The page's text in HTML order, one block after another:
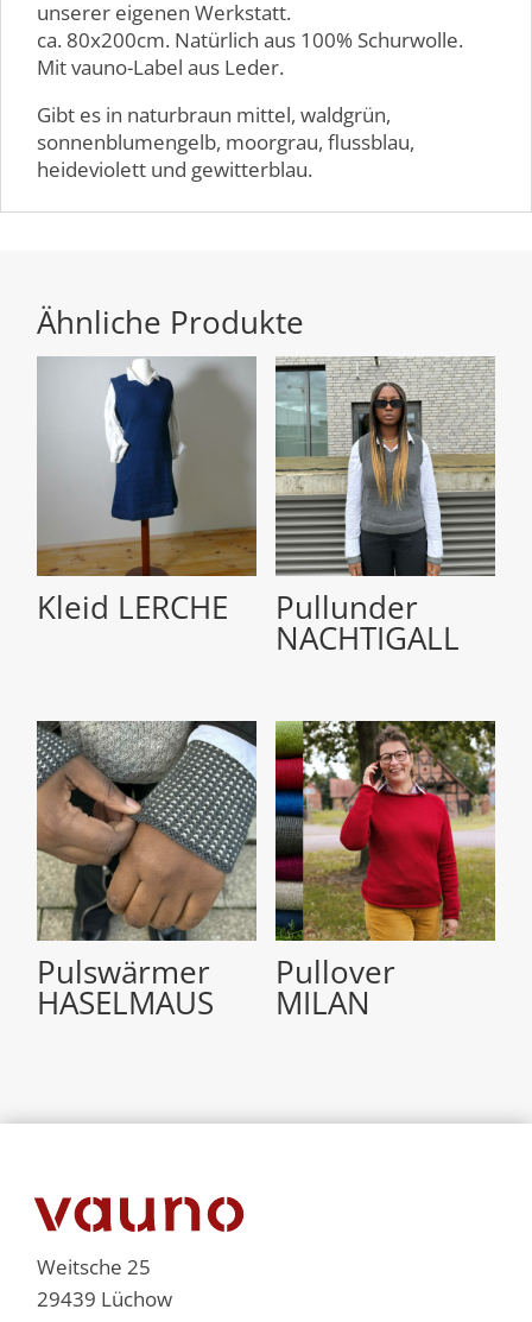
unserer eigenen Werkstatt.
ca. 80x200cm. Natürlich aus 100% Schurwolle.
Mit vauno-Label aus Leder.
Gibt es in naturbraun mittel, waldgrün,
sonnenblumengelb, moorgrau, flussblau,
heideviolett und gewitterblau.
Ähnliche Produkte
Kleid LERCHE Pullunder
NACHTIGALL
Pulswärmer
HASELMAUS
Pullover
MILAN
Weitsche 25
29439 Lüchow